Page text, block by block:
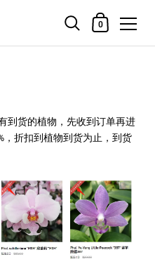
Shopping Cart
0
到货的植物，先收到订单再进
，折扣到植物到货为止，到货